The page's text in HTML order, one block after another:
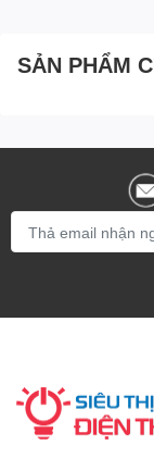
SẢN PHẨM